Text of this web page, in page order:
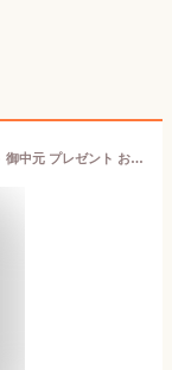
葛入り水ようかん ギフトセット8個入り ギフト 御中元 プレゼント お取り寄せ 内祝 御祝 御供 手土産 お菓子 贈り物 母の日 父の日 お中元 水ようかん 水羊羹 和菓子 ようかん 羊羹 夏ギフト 老舗 お祝い あんこ 誕生日 敬老の日 お彼岸 スイーツ 高級 送料無料